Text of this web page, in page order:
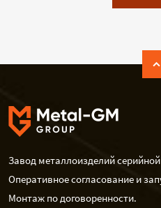
Завод металлоизделий
Оперативное согласование и
Монтаж по договоренности.